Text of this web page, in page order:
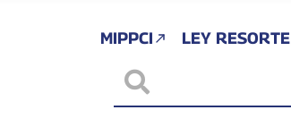
MIPPCI LEY RESORTE